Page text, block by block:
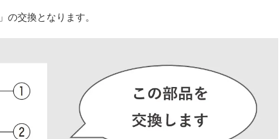
の交換となります。